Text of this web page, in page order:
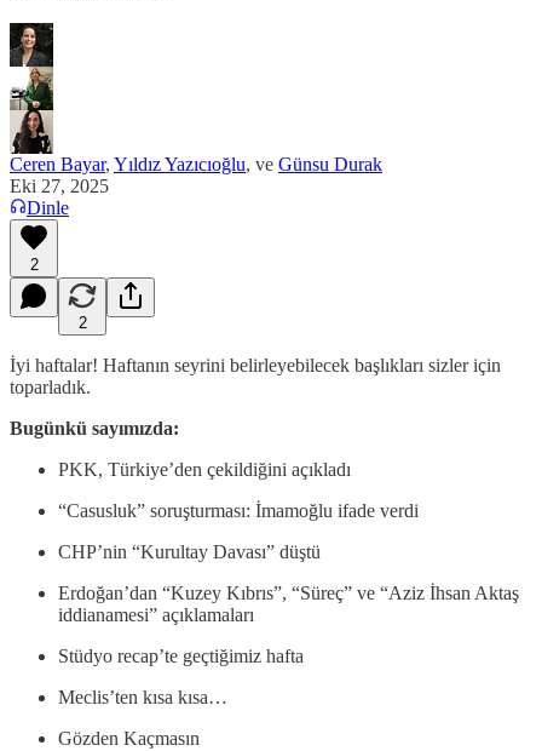
Ceren Bayar, Yıldız Yazıcıoğlu, ve Günsu Durak
Eki 27, 2025
Dinle
2
2
İyi haftalar! Haftanın seyrini belirleyebilecek başlıkları sizler için
toparladık.
Bugünkü sayımızda:
PKK, Türkiye’den çekildiğini açıkladı
“Casusluk” soruşturması: İmamoğlu ifade verdi
CHP’nin “Kurultay Davası” düştü
Erdoğan’dan “Kuzey Kıbrıs”, “Süreç” ve “Aziz İhsan Aktaş
iddianamesi” açıklamaları
Stüdyo recap’te geçtiğimiz hafta
Meclis’ten kısa kısa…
Gözden Kaçmasın